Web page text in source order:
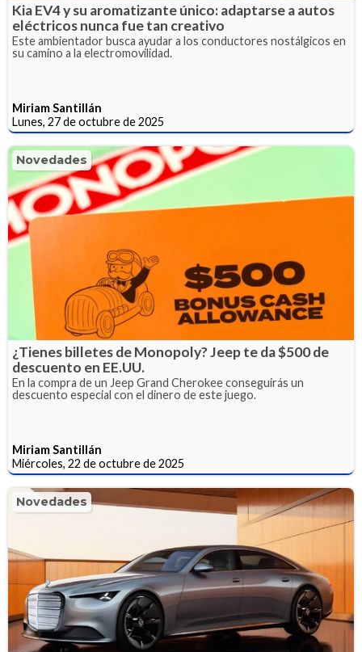
Kia EV4 y su aromatizante único: adaptarse a autos
eléctricos nunca fue tan creativo
Este ambientador busca ayudar a los conductores nostálgicos en
su camino a la electromovilidad.
Miriam Santillán
Lunes, 27 de octubre de 2025
Novedades
¿Tienes billetes de Monopoly? Jeep te da $500 de
descuento en EE.UU.
En la compra de un Jeep Grand Cherokee conseguirás un
descuento especial con el dinero de este juego.
Miriam Santillán
Miércoles, 22 de octubre de 2025
Novedades